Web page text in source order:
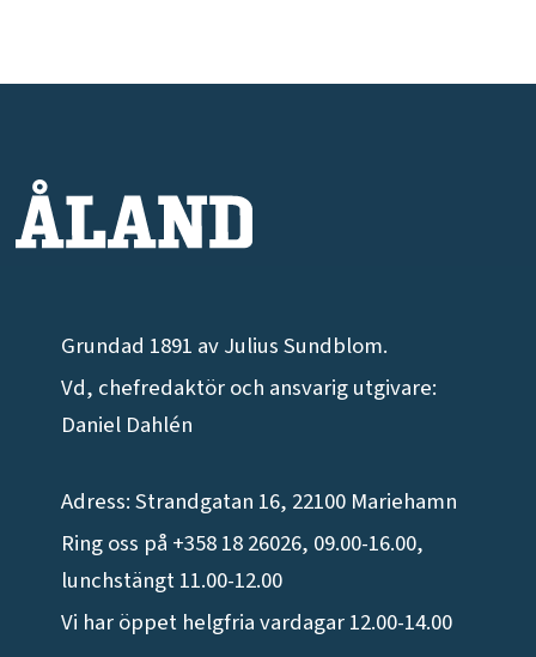
Grundad 1891 av Julius Sundblom.
Vd, chefredaktör och ansvarig utgivare:
Daniel Dahlén
Adress: Strandgatan 16, 22100 Mariehamn
Ring oss på +358 18 26026, 09.00-16.00,
lunchstängt 11.00-12.00
Vi har öppet helgfria vardagar 12.00-14.00